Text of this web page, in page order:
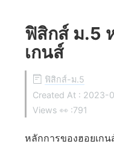
ฟิสิกส์ ม.5
เกนส์
ฟิสิกส์-ม.5
Created At : 2023-
Views 👀 :791
หลักการของฮอยเกน